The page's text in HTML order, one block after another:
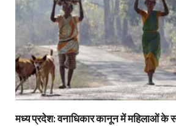
मध्य प्रदेश: वनाधिकार कानून में महिलाओं के